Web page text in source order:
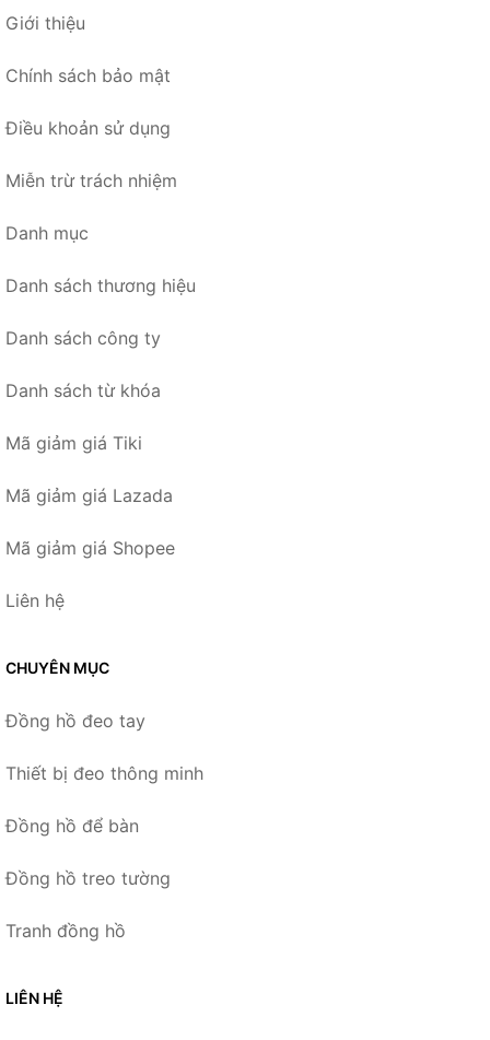
Giới thiệu
Chính sách bảo mật
Điều khoản sử dụng
Miễn trừ trách nhiệm
Danh mục
Danh sách thương hiệu
Danh sách công ty
Danh sách từ khóa
Mã giảm giá Tiki
Mã giảm giá Lazada
Mã giảm giá Shopee
Liên hệ
CHUYÊN MỤC
Đồng hồ đeo tay
Thiết bị đeo thông minh
Đồng hồ để bàn
Đồng hồ treo tường
Tranh đồng hồ
LIÊN HỆ